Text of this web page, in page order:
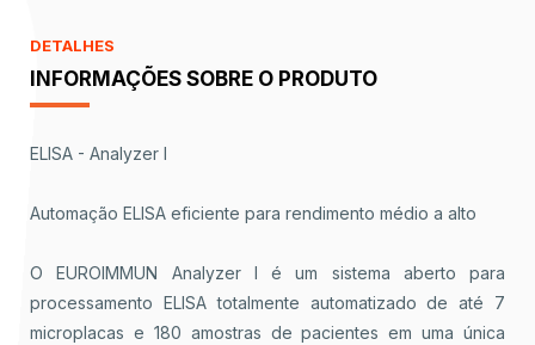
DETALHES
INFORMAÇÕES SOBRE O PRODUTO
ELISA - Analyzer I
Automação ELISA eficiente para rendimento médio a alto
O EUROIMMUN Analyzer I é um sistema aberto para
processamento ELISA totalmente automatizado de até 7
microplacas e 180 amostras de pacientes em uma única